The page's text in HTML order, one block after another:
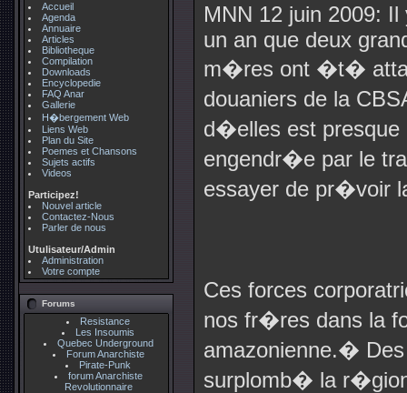
Accueil
Agenda
Annuaire
Articles
Bibliotheque
Compilation
Downloads
Encyclopedie
FAQ Anar
Gallerie
H�bergement Web
Liens Web
Plan du Site
Poemes et Chansons
Sujets actifs
Videos
Participez!
Nouvel article
Contactez-Nous
Parler de nous
Utulisateur/Admin
Administration
Votre compte
Forums
Resistance
Les Insoumis
Quebec Underground
Forum Anarchiste
Pirate-Punk
forum Anarchiste
Revolutionnaire
MNN 12 juin 2009: Il
un an que deux
m�res ont �t�
douaniers de la
d�elles est
engendr�e par le
essayer de pr�voir
Ces forces
nos fr�res dans la
amazonienne.�
surplomb� la